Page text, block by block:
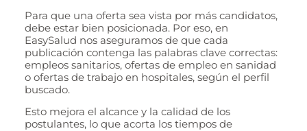
Para que una oferta sea vista por más candidatos,
debe estar bien posicionada. Por eso, en
EasySalud nos aseguramos de que cada
publicación contenga las palabras clave correctas:
empleos sanitarios, ofertas de empleo en sanidad
o ofertas de trabajo en hospitales, según el perfil
buscado.
Esto mejora el alcance y la calidad de los
postulantes, lo que acorta los tiempos de